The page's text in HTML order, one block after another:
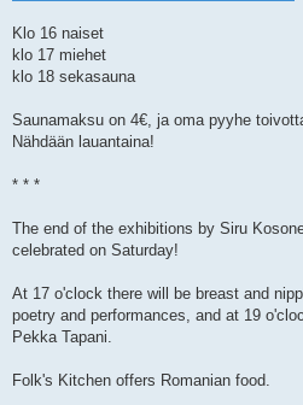
Klo 16 naiset
klo 17 miehet
klo 18 sekasauna
Saunamaksu on 4€, ja oma pyyhe
Nähdään lauantaina!
* * *
The end of the exhibitions by Siru
celebrated on Saturday!
At 17 o'clock there will be breast and
poetry and performances, and at 19
Pekka Tapani.
Folk's Kitchen offers Romanian food.